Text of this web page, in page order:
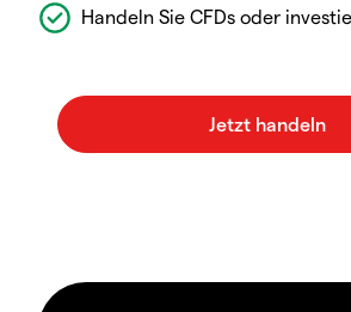
Handeln Sie CFDs oder